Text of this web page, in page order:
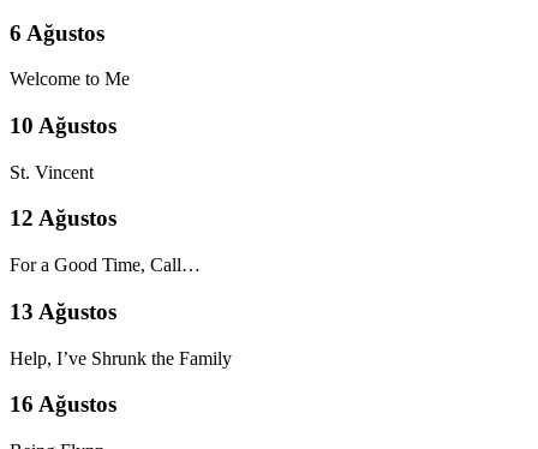
6 Ağustos
Welcome to Me
10 Ağustos
St. Vincent
12 Ağustos
For a Good Time, Call…
13 Ağustos
Help, I’ve Shrunk the Family
16 Ağustos